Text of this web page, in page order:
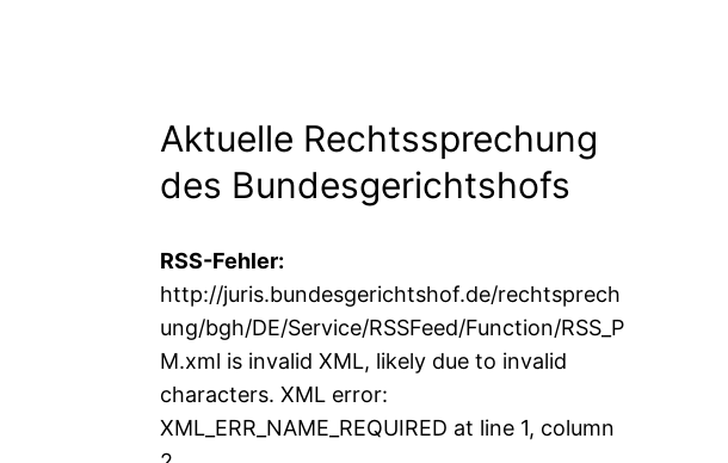
Aktuelle Rechtssprechung
des Bundesgerichts­hofs
RSS-Fehler:
http://juris.bundesgerichtshof.de/rechtsprech
ung/bgh/DE/Service/RSSFeed/Function/RSS_P
M.xml is invalid XML, likely due to invalid
characters. XML error:
XML_ERR_NAME_REQUIRED at line 1, column